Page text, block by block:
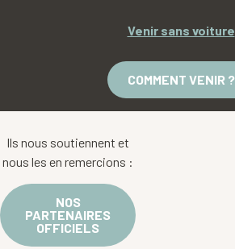
Venir sans voiture
COMMENT VENIR ?
Ils nous soutiennent et
nous les en remercions :
NOS
PARTENAIRES
OFFICIELS